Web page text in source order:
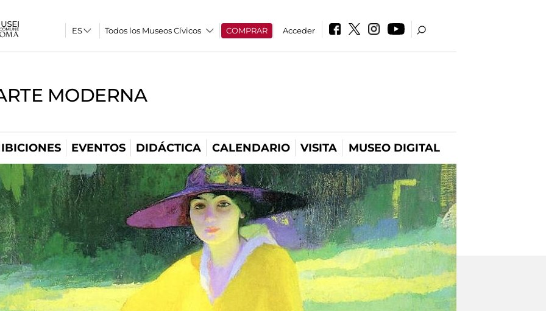
Todos los Museos Cívicos COMPRAR Acceder
MODERNA
EVENTOS DIDÁCTICA CALENDARIO VISITA MUSEO DIGITAL